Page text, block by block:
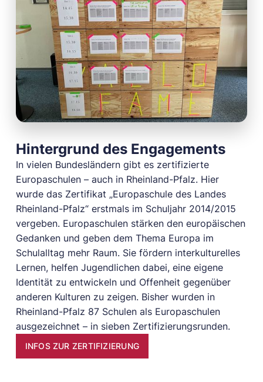
Hintergrund des Engagements
In vielen Bundesländern gibt es zertifizierte
Europaschulen – auch in Rheinland-Pfalz. Hier
wurde das Zertifikat „Europaschule des Landes
Rheinland-Pfalz“ erstmals im Schuljahr 2014/2015
vergeben. Europaschulen stärken den europäischen
Gedanken und geben dem Thema Europa im
Schulalltag mehr Raum. Sie fördern interkulturelles
Lernen, helfen Jugendlichen dabei, eine eigene
Identität zu entwickeln und Offenheit gegenüber
anderen Kulturen zu zeigen. Bisher wurden in
Rheinland-Pfalz 87 Schulen als Europaschulen
ausgezeichnet – in sieben Zertifizierungsrunden.
INFOS ZUR ZERTIFIZIERUNG